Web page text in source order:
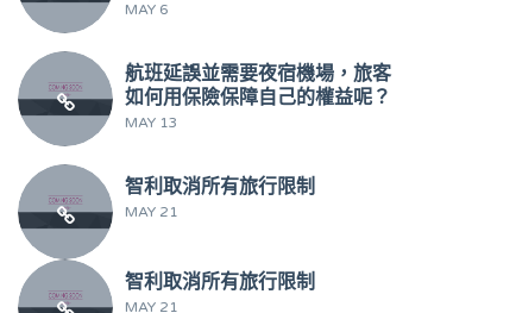
MAY 6
航班延誤並需要夜宿機場，旅客
如何用保險保障自己的權益呢？
MAY 13
智利取消所有旅行限制
MAY 21
智利取消所有旅行限制
MAY 21